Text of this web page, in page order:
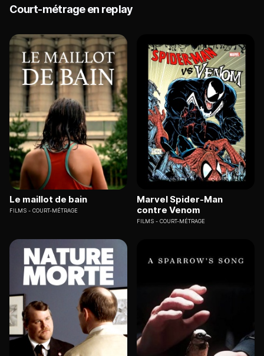
Court-métrage en replay
Le maillot de bain
FILMS COURT-MÉTRAGE
Marvel Spider-Man
contre Venom
FILMS COURT-MÉTRAGE